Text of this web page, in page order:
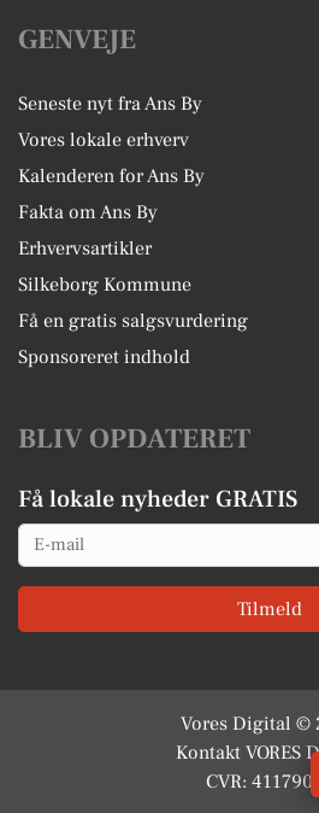
GENVEJE
Seneste nyt fra Ans By
Vores lokale erhverv
Kalenderen for Ans By
Fakta om Ans By
Erhvervsartikler
Silkeborg Kommune
Få en gratis salgsvurdering
Sponsoreret indhold
BLIV OPDATERET
Få lokale nyheder GRATIS
Email
Tilmeld
Vores Digital ©
Kontakt VORES
CVR: